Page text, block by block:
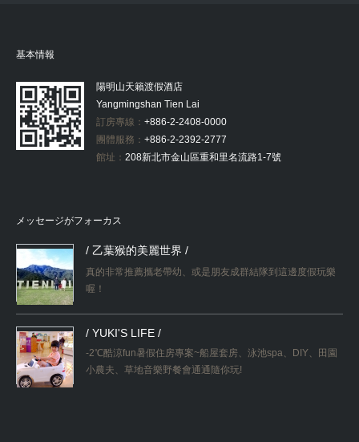
基本情報
陽明山天籟渡假酒店
Yangmingshan Tien Lai
訂房專線： +886-2-2408-0000
團體服務： +886-2-2392-2777
館址： 208新北市金山區重和里名流路1-7號
メッセージがフォーカス
/ 乙葉猴的美麗世界 /
真的非常推薦攜老帶幼、或是朋友成群結隊到這邊度假玩樂
喔！
/ YUKI'S LIFE /
-2℃酷涼fun暑假住房專案~船屋套房、泳池spa、DIY、田園
小農夫、草地音樂野餐會通通隨你玩!